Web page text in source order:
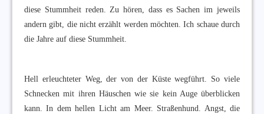
diese Stummheit reden. Zu hören, dass es Sachen im jeweils
andern gibt, die nicht erzählt werden möchten. Ich schaue durch
die Jahre auf diese Stummheit.
Hell erleuchteter Weg, der von der Küste wegführt. So viele
Schnecken mit ihren Häuschen wie sie kein Auge überblicken
kann. In dem hellen Licht am Meer. Straßenhund. Angst, die